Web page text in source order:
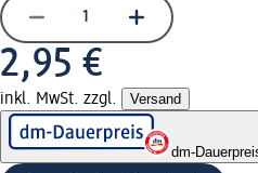
2,95 €
inkl. MwSt. zzgl. Versand
dm-